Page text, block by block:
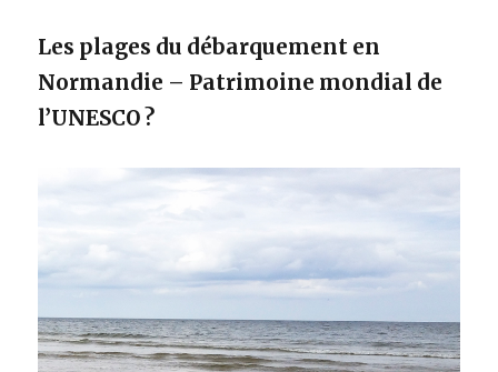
Les plages du débarquement en
Normandie – Patrimoine mondial de
l’UNESCO ?